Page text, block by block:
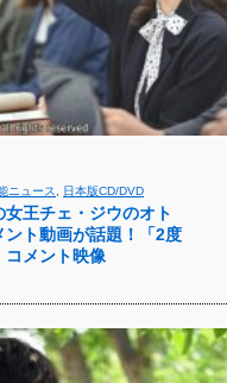
ニュース 日本版CD/DVD
王チェ・ジウのオト
ント動画が話題！「2度
コメント映像